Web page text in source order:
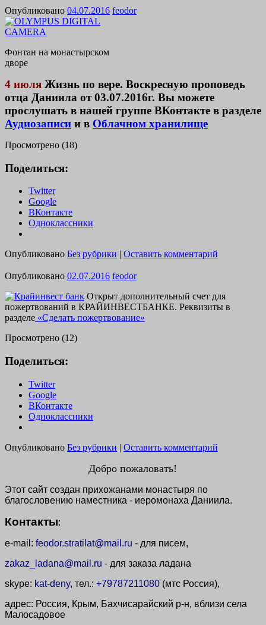
Опубликовано 04.07.2016 feodor
Фонтан на монастырском
дворе
4 июля Жизнь по вере. Воскресную проповедь
отца Даниила от 03.07.2016г. Вы можете
прослушать в нашей группе ВКонтакте в разделе
Аудиозаписи и в Облачном хранилище
Просмотрено (18)
Поделиться:
Twitter
Google
ВКонтакте
Одноклассники
Опубликовано Без рубрики | Оставить комментарий
Опубликовано 02.07.2016 feodor
Открыт дополнительный счет для
пожертвований в КРАЙИНВЕСТБАНКЕ. Реквизиты в
разделе «Сделать пожертвование»
Просмотрено (12)
Поделиться:
Twitter
Google
ВКонтакте
Одноклассники
Опубликовано Без рубрики | Оставить комментарий
Добро пожаловать!
Этот сайт создан прихожанами монастыря по
благословению наместника - иеромонаха Даниила.
Контакты:
e-mail: feodor.stratilat@mail.ru - для писем,
zakaz_ladana@mail.ru - для заказа ладана
skype: kat-deny, тел.: +79787211080 (мтс Россия),
адрес: Россия, Крым, Бахчисарайский р-н, вблизи села
Малосадовое